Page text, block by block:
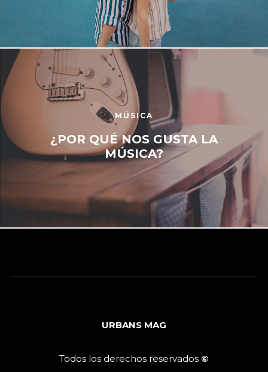
MÚSICA
¿POR QUÉ NOS GUSTA LA
MÚSICA?
URBANS MAG
Todos los derechos reservados ©